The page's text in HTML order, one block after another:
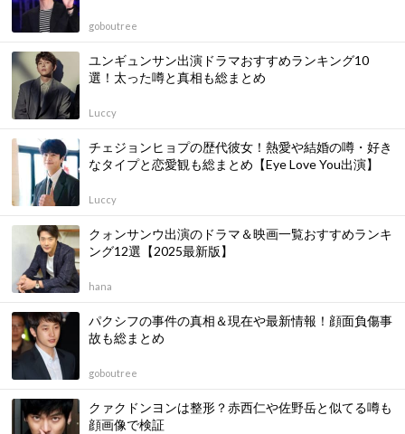
goboutree
ユンギュンサン出演ドラマおすすめランキング10
選！太った噂と真相も総まとめ
Luccy
チェジョンヒョプの歴代彼女！熱愛や結婚の噂・好き
なタイプと恋愛観も総まとめ【Eye Love You出演】
Luccy
クォンサンウ出演のドラマ＆映画一覧おすすめランキ
ング12選【2025最新版】
hana
パクシフの事件の真相＆現在や最新情報！顔面負傷事
故も総まとめ
goboutree
クァクドンヨンは整形？赤西仁や佐野岳と似てる噂も
顔画像で検証